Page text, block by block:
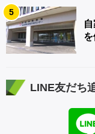
5
LINE友だち